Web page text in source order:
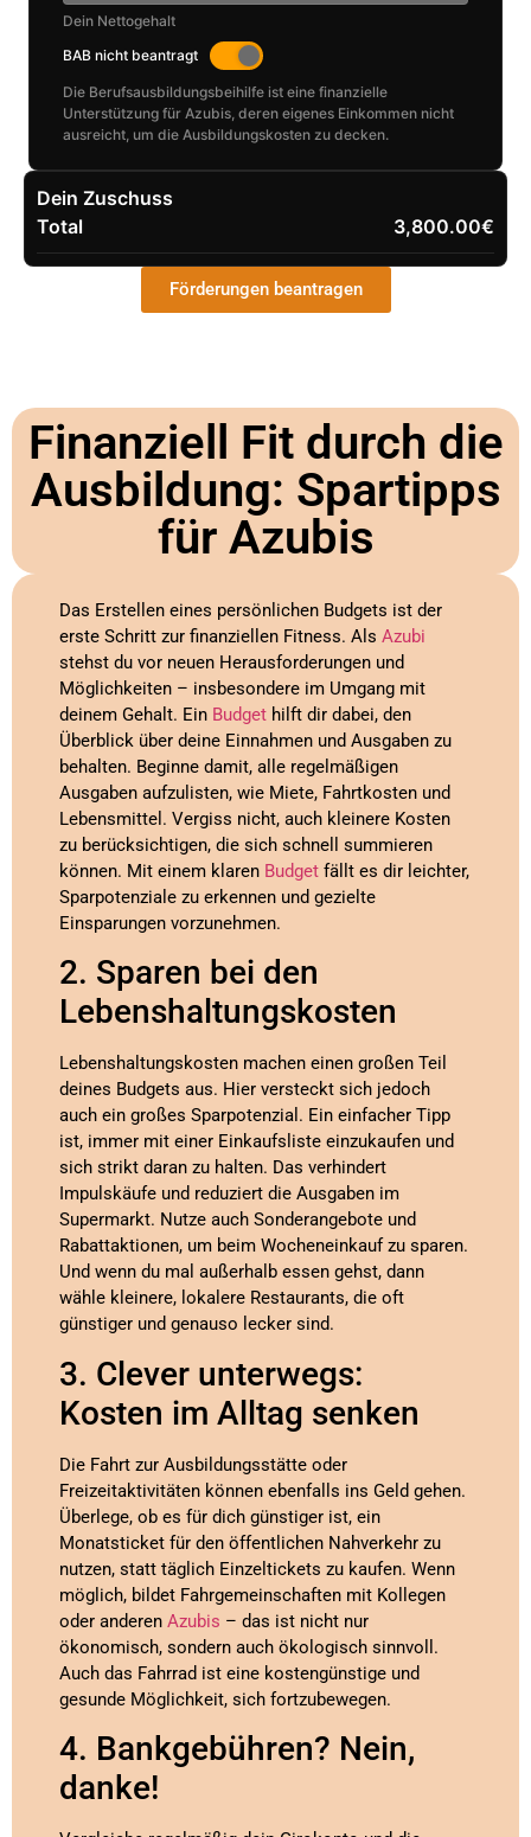
Dein Nettogehalt
BAB nicht beantragt
Die Berufsausbildungsbeihilfe ist eine finanzielle
Unterstützung für Azubis, deren eigenes Einkommen nicht
ausreicht, um die Ausbildungskosten zu decken.
Dein Zuschuss
Total
3,800.00€
Förderungen beantragen
Finanziell Fit durch die
Ausbildung: Spartipps
für Azubis
Das Erstellen eines persönlichen Budgets ist der
erste Schritt zur finanziellen Fitness. Als Azubi
stehst du vor neuen Herausforderungen und
Möglichkeiten – insbesondere im Umgang mit
deinem Gehalt. Ein Budget hilft dir dabei, den
Überblick über deine Einnahmen und Ausgaben zu
behalten. Beginne damit, alle regelmäßigen
Ausgaben aufzulisten, wie Miete, Fahrtkosten und
Lebensmittel. Vergiss nicht, auch kleinere Kosten
zu berücksichtigen, die sich schnell summieren
können. Mit einem klaren Budget fällt es dir leichter,
Sparpotenziale zu erkennen und gezielte
Einsparungen vorzunehmen.
2. Sparen bei den
Lebenshaltungskosten
Lebenshaltungskosten machen einen großen Teil
deines Budgets aus. Hier versteckt sich jedoch
auch ein großes Sparpotenzial. Ein einfacher Tipp
ist, immer mit einer Einkaufsliste einzukaufen und
sich strikt daran zu halten. Das verhindert
Impulskäufe und reduziert die Ausgaben im
Supermarkt. Nutze auch Sonderangebote und
Rabattaktionen, um beim Wocheneinkauf zu sparen.
Und wenn du mal außerhalb essen gehst, dann
wähle kleinere, lokalere Restaurants, die oft
günstiger und genauso lecker sind.
3. Clever unterwegs:
Kosten im Alltag senken
Die Fahrt zur Ausbildungsstätte oder
Freizeitaktivitäten können ebenfalls ins Geld gehen.
Überlege, ob es für dich günstiger ist, ein
Monatsticket für den öffentlichen Nahverkehr zu
nutzen, statt täglich Einzeltickets zu kaufen. Wenn
möglich, bildet Fahrgemeinschaften mit Kollegen
oder anderen Azubis – das ist nicht nur
ökonomisch, sondern auch ökologisch sinnvoll.
Auch das Fahrrad ist eine kostengünstige und
gesunde Möglichkeit, sich fortzubewegen.
4. Bankgebühren? Nein,
danke!